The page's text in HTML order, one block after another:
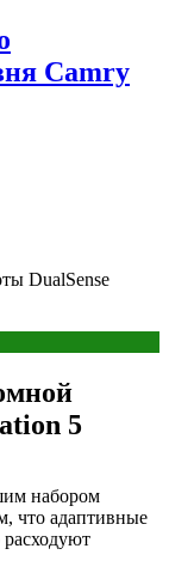
Camry
DualSense
5
набором
что адаптивные